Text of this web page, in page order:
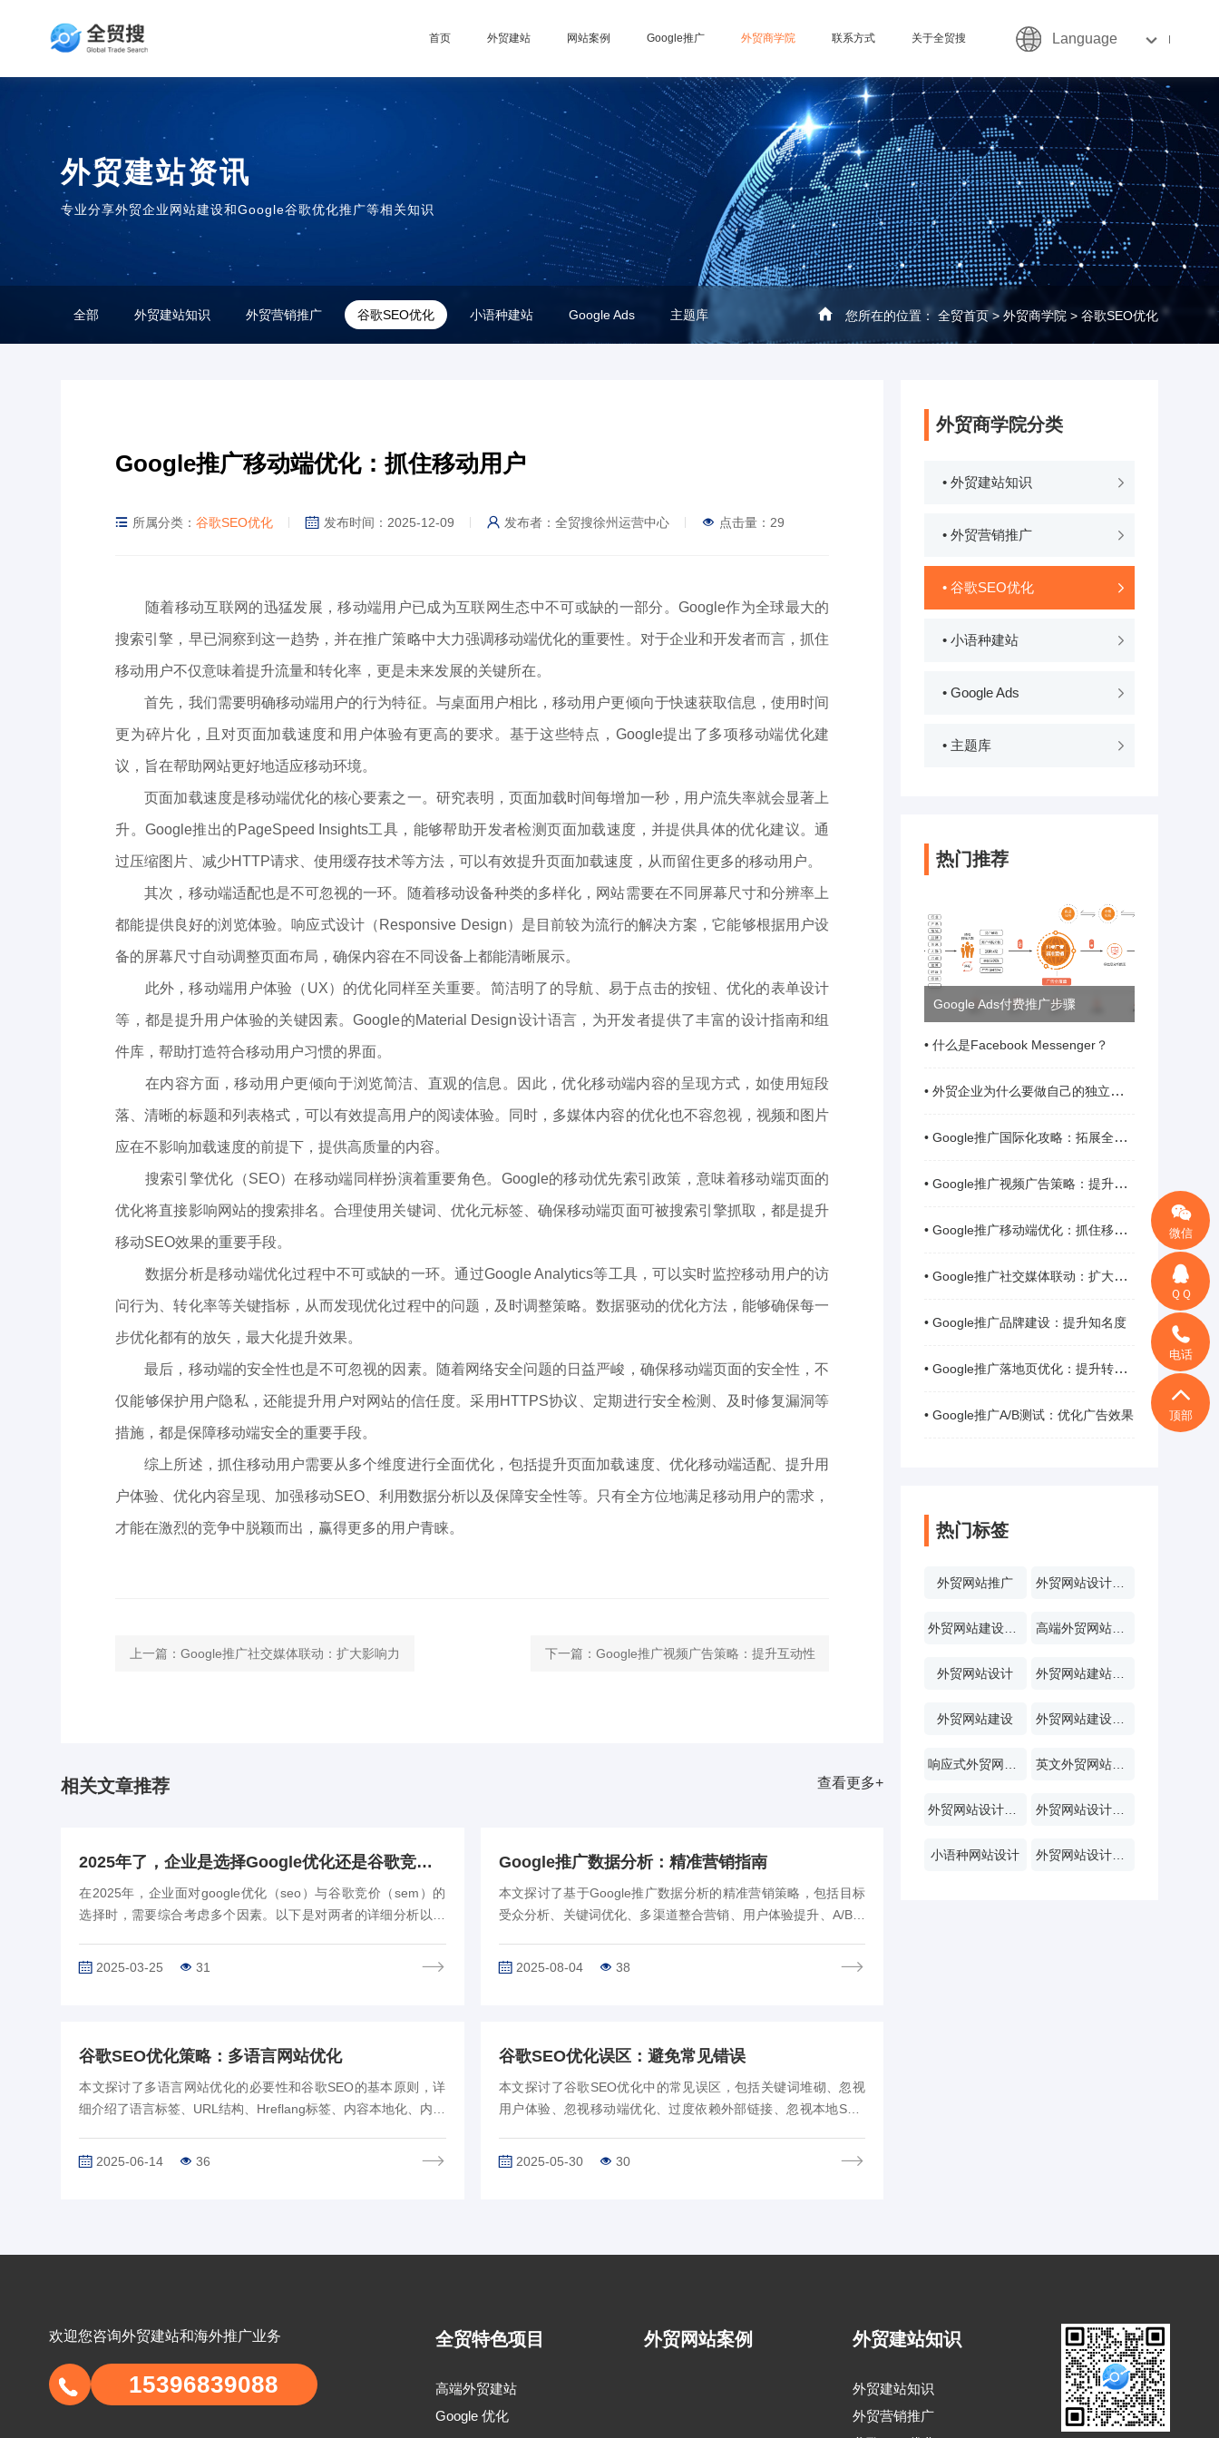
首页 外贸建站 网站案例 Google推广 外贸商学院 联系方式 关于全贸搜 Language
外贸建站资讯
专业分享外贸企业网站建设和Google谷歌优化推广等相关知识
您所在的位置： 全贸首页> 外贸商学院 > 谷歌SEO优化
全部 外贸建站知识 外贸营销推广 谷歌SEO优化 小语种建站 Google Ads 主题库
Google推广移动端优化：抓住移动用户
所属分类：谷歌SEO优化 发布时间：2025-12-09 发布者：全贸搜徐州运营中心 点击量：29
随着移动互联网的迅猛发展，移动端用户已成为互联网生态中不可或缺的一部分。Google作为全球最大的
搜索引擎，早已洞察到这一趋势，并在推广策略中大力强调移动端优化的重要性。对于企业和开发者而言，抓住
移动用户不仅意味着提升流量和转化率，更是未来发展的关键所在。
首先，我们需要明确移动端用户的行为特征。与桌面用户相比，移动用户更倾向于快速获取信息，使用时间
更为碎片化，且对页面加载速度和用户体验有更高的要求。基于这些特点，Google提出了多项移动端优化建
议，旨在帮助网站更好地适应移动环境。
页面加载速度是移动端优化的核心要素之一。研究表明，页面加载时间每增加一秒，用户流失率就会显著上
升。Google推出的PageSpeed Insights工具，能够帮助开发者检测页面加载速度，并提供具体的优化建议。通
过压缩图片、减少HTTP请求、使用缓存技术等方法，可以有效提升页面加载速度，从而留住更多的移动用户。
其次，移动端适配也是不可忽视的一环。随着移动设备种类的多样化，网站需要在不同屏幕尺寸和分辨率上
都能提供良好的浏览体验。响应式设计（Responsive Design）是目前较为流行的解决方案，它能够根据用户设
备的屏幕尺寸自动调整页面布局，确保内容在不同设备上都能清晰展示。
此外，移动端用户体验（UX）的优化同样至关重要。简洁明了的导航、易于点击的按钮、优化的表单设计
等，都是提升用户体验的关键因素。Google的Material Design设计语言，为开发者提供了丰富的设计指南和组
件库，帮助打造符合移动用户习惯的界面。
在内容方面，移动用户更倾向于浏览简洁、直观的信息。因此，优化移动端内容的呈现方式，如使用短段
落、清晰的标题和列表格式，可以有效提高用户的阅读体验。同时，多媒体内容的优化也不容忽视，视频和图片
应在不影响加载速度的前提下，提供高质量的内容。
搜索引擎优化（SEO）在移动端同样扮演着重要角色。Google的移动优先索引政策，意味着移动端页面的
优化将直接影响网站的搜索排名。合理使用关键词、优化元标签、确保移动端页面可被搜索引擎抓取，都是提升
移动SEO效果的重要手段。
数据分析是移动端优化过程中不可或缺的一环。通过Google Analytics等工具，可以实时监控移动用户的访
问行为、转化率等关键指标，从而发现优化过程中的问题，及时调整策略。数据驱动的优化方法，能够确保每一
步优化都有的放矢，最大化提升效果。
最后，移动端的安全性也是不可忽视的因素。随着网络安全问题的日益严峻，确保移动端页面的安全性，不
仅能够保护用户隐私，还能提升用户对网站的信任度。采用HTTPS协议、定期进行安全检测、及时修复漏洞等
措施，都是保障移动端安全的重要手段。
综上所述，抓住移动用户需要从多个维度进行全面优化，包括提升页面加载速度、优化移动端适配、提升用
户体验、优化内容呈现、加强移动SEO、利用数据分析以及保障安全性等。只有全方位地满足移动用户的需求，
才能在激烈的竞争中脱颖而出，赢得更多的用户青睐。
上一篇： Google推广社交媒体联动：扩大影响力 下一篇： Google推广视频广告策略：提升互动性
相关文章推荐 查看更多+
2025年了，企业是选择Google优化还是谷歌竞价呢？
在2025年，企业面对google优化（seo）与谷歌竞价（sem）的
选择时，需要综合考虑多个因素。以下是对两者的详细分析以及
的时间和人…
2025-03-25 31
Google推广数据分析：精准营销指南
本文探讨了基于Google推广数据分析的精准营销策略，包括目标
受众分析、关键词优化、多渠道整合营销、用户体验提升、A/B测
性，指出精准营销是一个持续优化的…
2025-08-04 38
谷歌SEO优化策略：多语言网站优化
本文探讨了多语言网站优化的必要性和谷歌SEO的基本原则，详
细介绍了语言标签、URL结构、Hreflang标签、内容本地化、内外
策略的有效性，为企业在全球市场中提…
2025-06-14 36
谷歌SEO优化误区：避免常见错误
本文探讨了谷歌SEO优化中的常见误区，包括关键词堆砌、忽视
用户体验、忽视移动端优化、过度依赖外部链接、忽视本地SEO
方案，帮助读者避免错误，提升SEO效果…
2025-05-30 30
外贸商学院分类
• 外贸建站知识
• 外贸营销推广
• 谷歌SEO优化
• 小语种建站
• Google Ads
• 主题库
热门推荐
Google Ads付费推广步骤
• 什么是Facebook Messenger？
• 外贸企业为什么要做自己的独立站？
• Google推广国际化攻略：拓展全球市场
• Google推广视频广告策略：提升互动性
• Google推广移动端优化：抓住移动用户
• Google推广社交媒体联动：扩大影响力
• Google推广品牌建设：提升知名度
• Google推广落地页优化：提升转化率
• Google推广A/B测试：优化广告效果
热门标签
外贸网站推广 外贸网站设计报价
高端外贸网站定制
外贸网站设计 外贸网站建站公司
外贸网站建设 外贸网站建设方案
英文外贸网站制作
外贸网站设计趋势
小语种网站设计 外贸网站设计价格
欢迎您咨询外贸建站和海外推广业务
15396839088
全贸特色项目
高端外贸建站
Google 优化
外贸网站案例 外贸建站知识
外贸建站知识
外贸营销推广
微信
ＱＱ
电话
顶部